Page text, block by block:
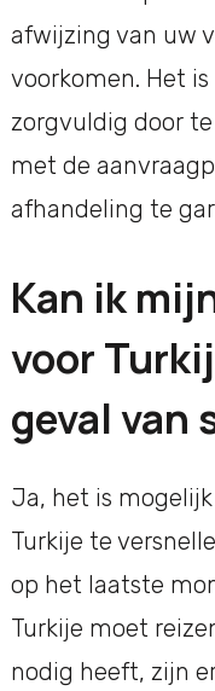
afwijzing van uw
voorkomen. Het
zorgvuldig door
met de
afhandeling te
Kan ik
voor
geval van
Ja, het is
Turkije te
op het laatste
Turkije moet
nodig heeft, zijn